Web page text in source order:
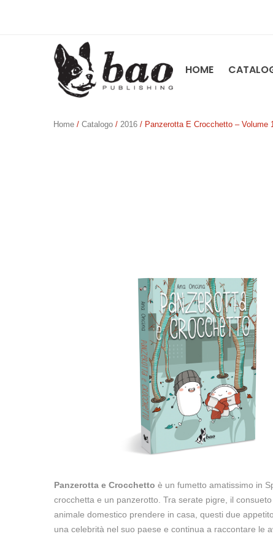
HOME
Home / Catalogo / 2016 / Panzerotta E Crocchetto – Volume 1
Panzerotta e Crocchetto è un fumetto amatissimo in
crocchetta e un panzerotto. Tra serate pigre, il
animale domestico prendere in casa, questi due
una celebrità nel suo paese e continua a raccontare le